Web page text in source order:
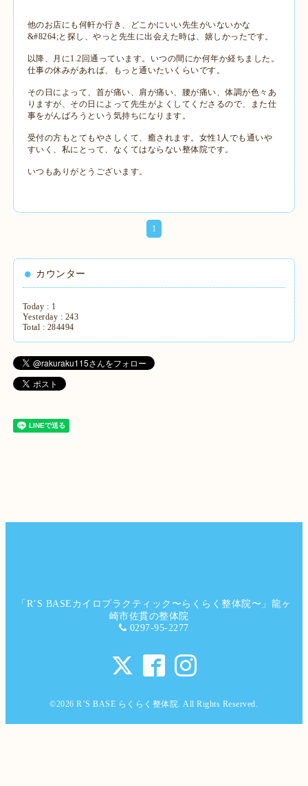
他のお店にも何軒か行き、どこかにいい先生がいないかな
&#8264;と探し、やっと先生に出会えた時は、嬉しかったです。
以降、月に1.2回通っています。いつの間にか何年か経ちました。
仕事の休みがあれば、もっと通いたいくらいです。
その日によって、首が痛い、肩が痛い、腰が痛い、体調が色々あ
りますが、その日によって先生がよくしてくださるので、また仕
事をがんばろうという気持ちになります。
受付の方もとてもやさしくて、癒されます。女性1人でも通いや
すいく、私にとって、なくてはならない整体院です。
いつもありがとうございます。
1
カウンター
Today : 1
Yesterday : 243
Total : 284494
「R’S BASEカイロプラクティック〜らくらく整体院〜」龍ヶ
崎市佐貫の整体院
0297-95-2277
©2026R’S BASE らくらく整体院 . All Rights Reserved.